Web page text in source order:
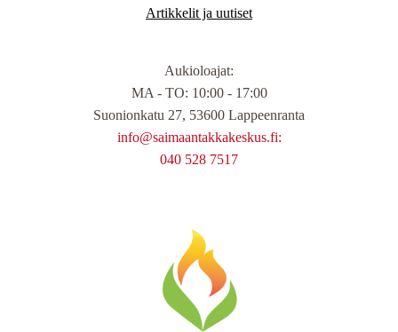
Artikkelit ja uutiset
Aukioloajat:
MA - TO: 10:00 - 17:00
Suonionkatu 27, 53600 Lappeenranta
info@saimaantakkakeskus.fi:
040 528 7517